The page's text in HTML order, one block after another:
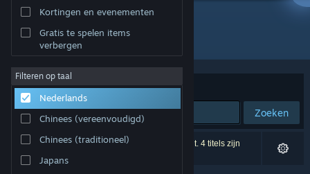
Community
Over
Ondersteuning
Taal wijzigen
Download de mobiele Steam-app
Kortingen en evenementen
Gratis te spelen items
verbergen
Filteren op taal
Nederlands
Chinees (vereenvoudigd)
Chinees (traditioneel)
Japans
Ontwikkelaar: Furoshiki Lab.
Sorteren op Relevantie
Zoeken
0 resultaten komen overeen met je zoekopdracht. 4 titels zijn
uitgesloten op basis van je voorkeuren.